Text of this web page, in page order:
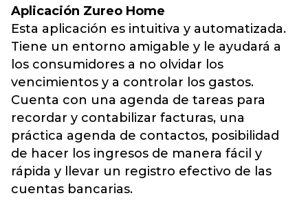
Aplicación Zureo Home
Esta aplicación es intuitiva y automatizada.
Tiene un entorno amigable y le ayudará a
los consumidores a no olvidar los
vencimientos y a controlar los gastos.
Cuenta con una agenda de tareas para
recordar y contabilizar facturas, una
práctica agenda de contactos, posibilidad
de hacer los ingresos de manera fácil y
rápida y llevar un registro efectivo de las
cuentas bancarias.